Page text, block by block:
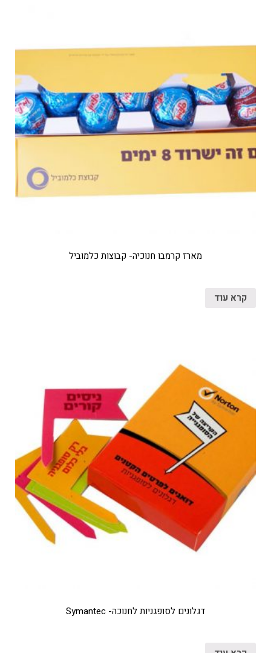
מארז קרמבו חנוכיה- קבוצות כלמוביל
קרא עוד
דגלונים לסופגניות לחנוכה- Symantec